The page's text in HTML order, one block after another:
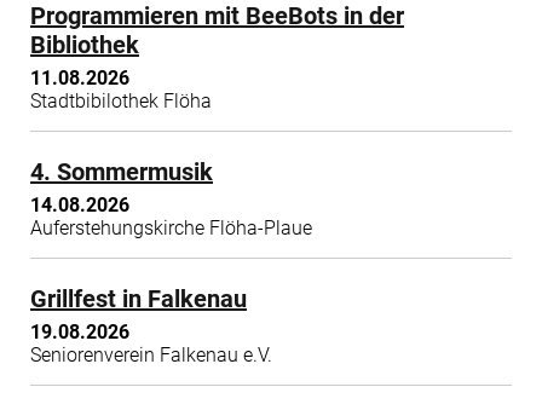
Programmieren mit BeeBots in der
Bibliothek
11.08.2026
Stadtbibilothek Flöha
4. Sommermusik
14.08.2026
Auferstehungskirche Flöha-Plaue
Grillfest in Falkenau
19.08.2026
Seniorenverein Falkenau e.V.